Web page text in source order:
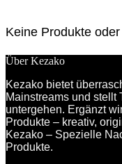
Keine Produkte
Über Kezako
Kezako bietet
Mainstreams und stellt
untergehen. Ergänzt
Produkte – kreativ,
Kezako – Spezielle
Produkte.